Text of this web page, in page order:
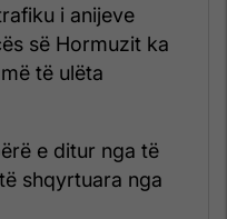
i anijeve
së Hormuzit ka
të ulëta
e ditur nga të
shqyrtuara nga